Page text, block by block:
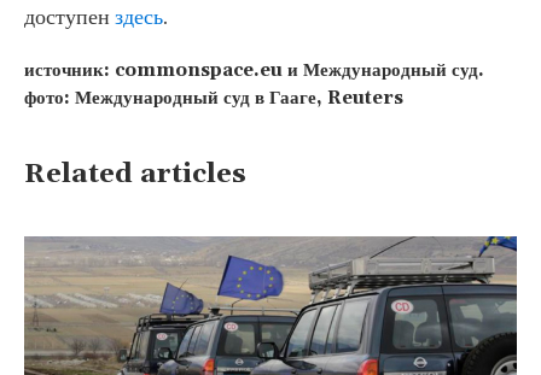
доступен здесь.
источник: commonspace.eu и Международный суд.
фото: Международный суд в Гааге, Reuters
Related articles